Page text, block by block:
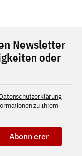
Newsletter
oder
Datenschutzerklärung
zu Ihrem
Abonnieren